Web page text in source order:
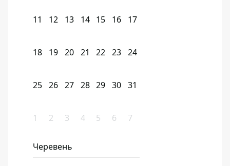
11 12 13 14 15 16 17
18 19 20 21 22 23 24
25 26 27 28 29 30 31
1 2 3 4 5 6 7
Черевень